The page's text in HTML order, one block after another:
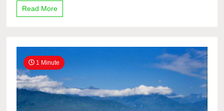
Read More
1 Minute